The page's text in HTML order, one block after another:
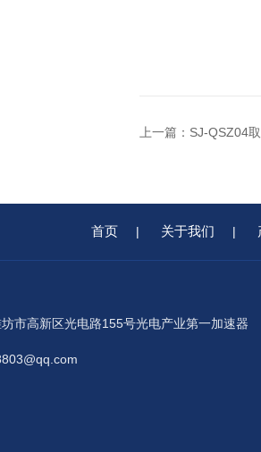
上一篇： SJ-QSZ04
首页 | 关于我们 |
市高新区光电路155号光电产业第一加速器